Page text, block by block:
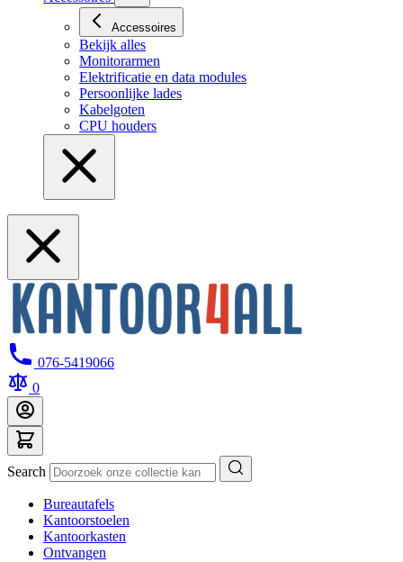
Accessoires
Bekijk alles
Monitorarmen
Elektrificatie en data modules
Persoonlijke lades
Kabelgoten
CPU houders
076-5419066
0
Search
Bureautafels
Kantoorstoelen
Kantoorkasten
Ontvangen